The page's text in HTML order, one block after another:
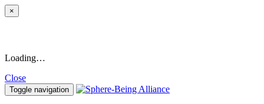
×
Loading…
Close
Toggle navigation